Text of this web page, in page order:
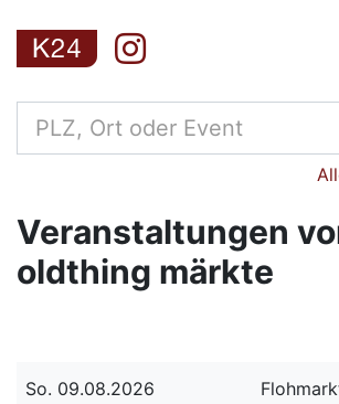
Veranstaltungen
oldthing märkte
So. 09.08.2026